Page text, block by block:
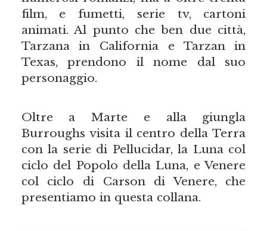
film, e fumetti, serie tv, cartoni
animati. Al punto che ben due città,
Tarzana in California e Tarzan in
Texas, prendono il nome dal suo
personaggio.
Oltre a Marte e alla giungla
Burroughs visita il centro della Terra
con la serie di Pellucidar, la Luna col
ciclo del Popolo della Luna, e Venere
col ciclo di Carson di Venere, che
presentiamo in questa collana.